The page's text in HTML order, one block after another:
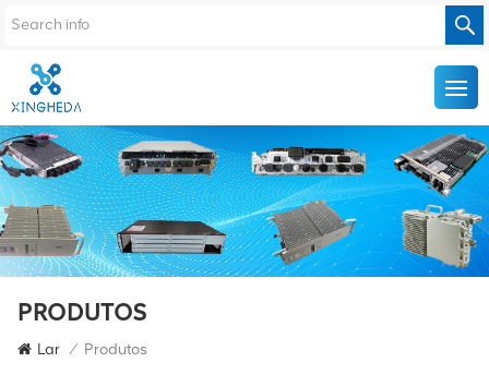
PRODUTOS
Lar / Produtos